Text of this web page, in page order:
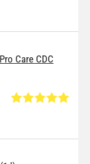
Care CDC